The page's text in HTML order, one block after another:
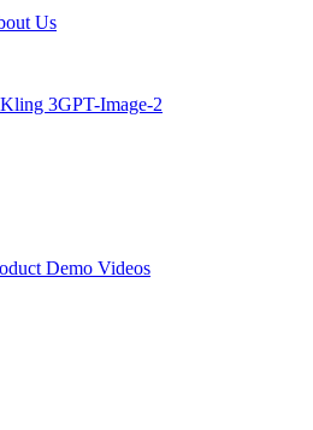
Us
Kling 3GPT-Image-2
Demo Videos